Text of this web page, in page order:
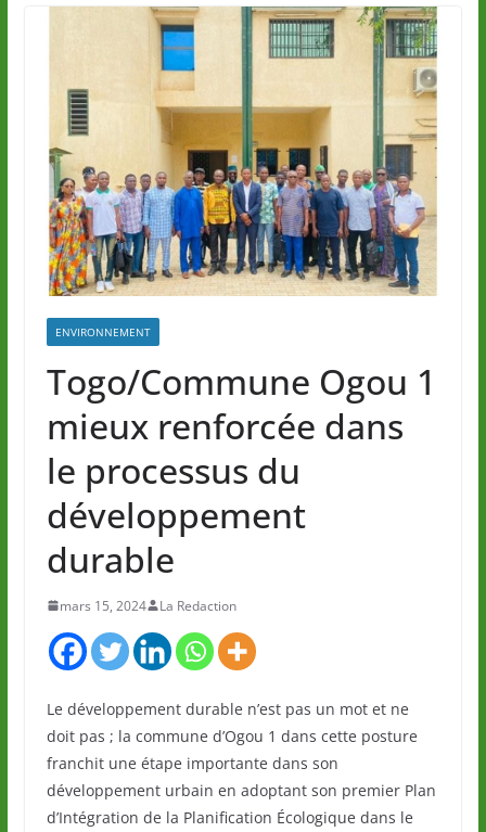
ENVIRONNEMENT
Togo/Commune Ogou 1
mieux renforcée dans
le processus du
développement
durable
mars 15, 2024 La Redaction
Le développement durable n’est pas un mot et ne
doit pas ; la commune d’Ogou 1 dans cette posture
franchit une étape importante dans son
développement urbain en adoptant son premier Plan
d’Intégration de la Planification Écologique dans le